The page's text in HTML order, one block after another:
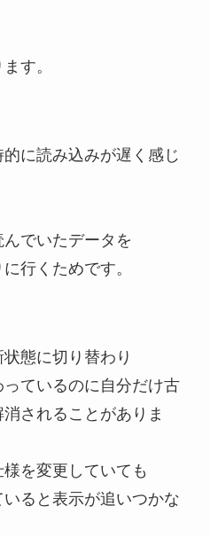
す。
に読み込みが遅く感じ
でいたデータを
行くためです。
態に切り替わり
っているのに自分だけ古
されることがありま
を変更していても
ると表示が追いつかな